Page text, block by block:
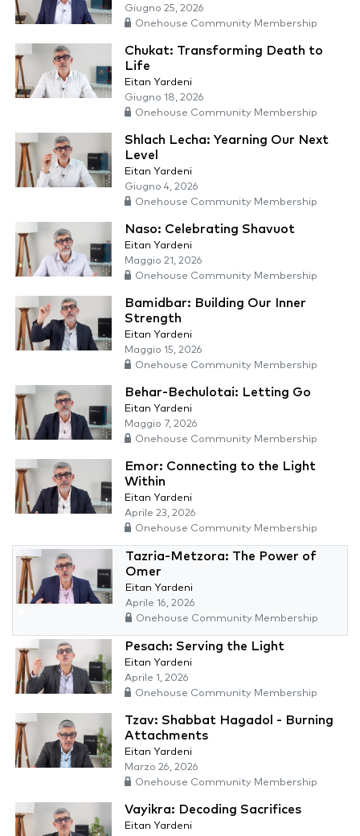
Giugno 25, 2026
Onehouse Community Membership
Chukat: Transforming Death to
Life
Eitan Yardeni
Giugno 18, 2026
Onehouse Community Membership
Shlach Lecha: Yearning Our Next
Level
Eitan Yardeni
Giugno 4, 2026
Onehouse Community Membership
Naso: Celebrating Shavuot
Eitan Yardeni
Maggio 21, 2026
Onehouse Community Membership
Bamidbar: Building Our Inner
Strength
Eitan Yardeni
Maggio 15, 2026
Onehouse Community Membership
Behar-Bechulotai: Letting Go
Eitan Yardeni
Maggio 7, 2026
Onehouse Community Membership
Emor: Connecting to the Light
Within
Eitan Yardeni
Aprile 23, 2026
Onehouse Community Membership
Tazria-Metzora: The Power of
Omer
Eitan Yardeni
Aprile 16, 2026
Onehouse Community Membership
Pesach: Serving the Light
Eitan Yardeni
Aprile 1, 2026
Onehouse Community Membership
Tzav: Shabbat Hagadol - Burning
Attachments
Eitan Yardeni
Marzo 26, 2026
Onehouse Community Membership
Vayikra: Decoding Sacrifices
Eitan Yardeni